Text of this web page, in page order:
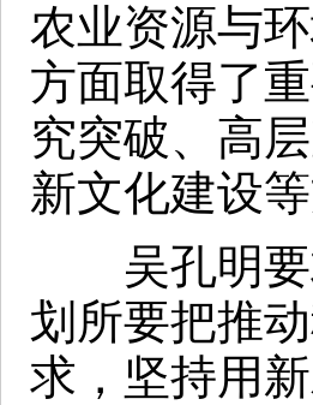
农业资源与
方面取得了
究突破、高
新文化建设
吴孔明要
划所要把推
求，坚持用